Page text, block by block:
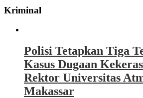
Kriminal
Polisi Tetapkan Tiga
Kasus Dugaan
Rektor Universitas
Makassar